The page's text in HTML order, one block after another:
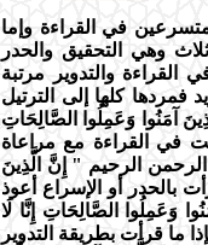
متسرعين في القراءة وإما
وهي التحقيق والحدر
القراءة والتدوير مرتبة
كلها إلى الترتيل
آمَنُوا وَعَمِلُوا الصَّالِحَاتِ
في القراءة مع مراعاة
الرحمن الرحيم " إِنَّ الَّذِينَ
بالحدر أو الإسراع أعوذ
وَعَمِلُوا الصَّالِحَاتِ إِنَّا لَا
قرأت بطريقة التدوير